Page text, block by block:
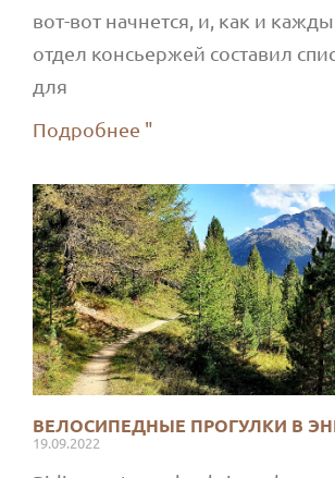
вот-вот начнется, и, как и
отдел консьержей составил
для
Подробнее "
ВЕЛОСИПЕДНЫЕ ПРОГУЛКИ В
19.09.2022